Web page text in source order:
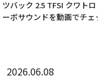
ツバック 2.5 TFSI クワト
ーボサウンドを動画でチェ
2026.06.08